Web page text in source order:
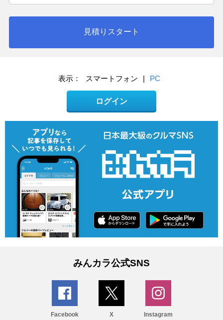
見積りスタート
表示： スマートフォン | PC
ログイン
みんカラ公式SNS
Facebook X Instagram